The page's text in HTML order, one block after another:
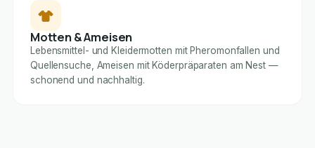
Motten & Ameisen
Lebensmittel- und Kleidermotten mit Pheromonfallen und
Quellensuche, Ameisen mit Köderpräparaten am Nest —
schonend und nachhaltig.